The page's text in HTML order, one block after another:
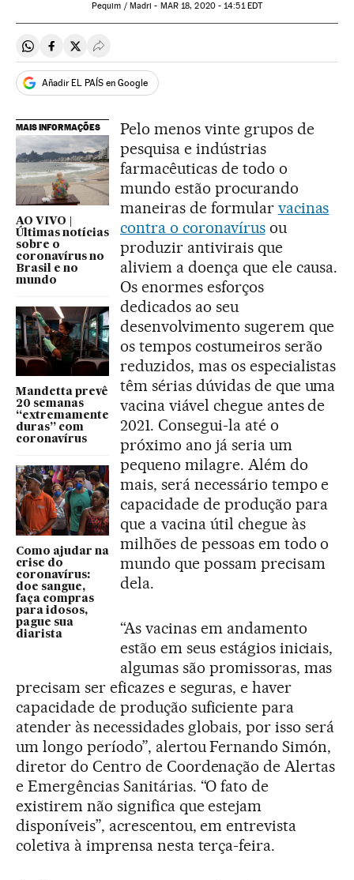
Pequim / Madri - MAR18, 2020 - 14:51EDT
Compartir en Whatsapp
Compartir en Facebook
Compartir en Twitter
Desplegar Redes Sociales
Añadir EL PAÍS en Google
MAIS INFORMAÇÕES
AO VIVO |
Últimas notícias
sobre o
coronavírus no
Brasil e no
mundo
Mandetta prevê
20 semanas
“extremamente
duras” com
coronavírus
Como ajudar na
crise do
coronavírus:
doe sangue,
faça compras
para idosos,
pague sua
diarista
Pelo menos vinte grupos de
pesquisa e indústrias
farmacêuticas de todo o
mundo estão procurando
maneiras de formular vacinas
contra o coronavírusou
produzir antivirais que
aliviem a doença que ele causa.
Os enormes esforços
dedicados ao seu
desenvolvimento sugerem que
os tempos costumeiros serão
reduzidos, mas os especialistas
têm sérias dúvidas de que uma
vacina viável chegue antes de
2021. Consegui-la até o
próximo ano já seria um
pequeno milagre. Além do
mais, será necessário tempo e
capacidade de produção para
que a vacina útil chegue às
milhões de pessoas em todo o
mundo que possam precisam
dela.
“As vacinas em andamento
estão em seus estágios iniciais,
algumas são promissoras, mas
precisam ser eficazes e seguras, e haver
capacidade de produção suficiente para
atender às necessidades globais, por isso será
um longo período”, alertou Fernando Simón,
diretor do Centro de Coordenação de Alertas
e Emergências Sanitárias. “O fato de
existirem não significa que estejam
disponíveis”, acrescentou, em entrevista
coletiva à imprensa nesta terça-feira.